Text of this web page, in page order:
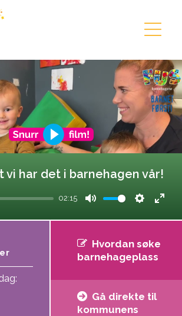
02:15
vi har det i barnehagen vår!
Hvordan søke
barnehageplass
Gå direkte til
kommunens